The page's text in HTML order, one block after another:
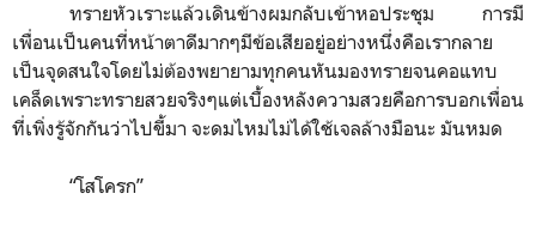
ทรายหัวเราะแล้วเดินข้างผมกลับเข้าหอประชุม การมี
เพื่อนเป็นคนที่หน้าตาดีมากๆมีข้อเสียอยู่อย่างหนึ่งคือเรากลาย
เป็นจุดสนใจโดยไม่ต้องพยายามทุกคนหันมองทรายจนคอแทบ
เคล็ดเพราะทรายสวยจริงๆแต่เบื้องหลังความสวยคือการบอกเพื่อน
ที่เพิ่งรู้จักกันว่าไปขี้มา จะดมไหมไม่ได้ใช้เจลล้างมือนะ มันหมด
“โสโครก”